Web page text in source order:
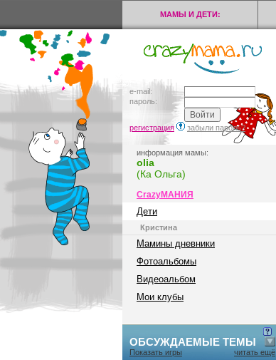
МАМЫ И ДЕТИ:
e-mail:
пароль:
регистрация забыли пароль?
информация мамы:
olia
(Ка Ольга)
CrazyМАНИЯ
Дети
Кристина
Мамины дневники
Фотоальбомы
Видеоальбом
Мои клубы
ОБСУЖДАЕМЫЕ ТЕМЫ
Показать игры читать ещё